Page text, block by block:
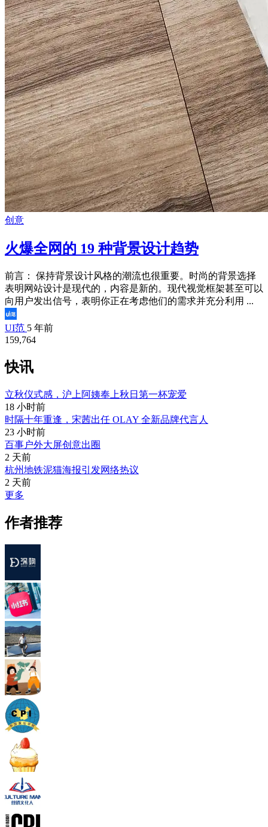
创意
火爆全网的 19 种背景设计趋势
前言： 保持背景设计风格的潮流也很重要。时尚的背景选择
表明网站设计是现代的，内容是新的。现代视觉框架甚至可以
向用户发出信号，表明你正在考虑他们的需求并充分利用 ...
UI范 5 年前
159,764
快讯
立秋仪式感，沪上阿姨奉上秋日第一杯宠爱
18 小时前
时隔十年重逢，宋茜出任 OLAY 全新品牌代言人
23 小时前
百事户外大屏创意出圈
2 天前
杭州地铁泥猫海报引发网络热议
2 天前
更多
作者推荐